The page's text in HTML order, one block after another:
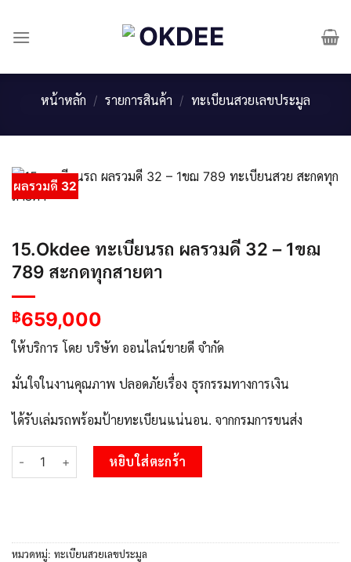
content
หน้าหลัก / รายการสินค้า / ทะเบียนสวยเลขประมูล
ผลรวมดี 32
15.Okdee ทะเบียนรถ ผลรวมดี 32 – 1ขฌ
789 สะกดทุกสายตา
฿659,000
ให้บริการ โดย บริษัท ออนไลน์ขายดี จำกัด
มั่นใจในงานคุณภาพ ปลอดภัยเรื่อง ธุรกรรมทางการเงิน
ได้รับเล่มรถพร้อมป้ายทะเบียนแน่นอน. จากกรมการขนส่ง
จำนวน 15.Okdee ทะเบียนรถ ผลรวมดี 32 – 1ขฌ 789 สะกดทุกสาย
หยิบใส่ตะกร้า
หมวดหมู่: ทะเบียนสวยเลขประมูล